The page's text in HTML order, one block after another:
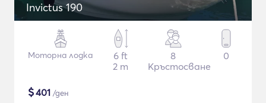
Invictus 190
Моторна лодка
6 ft
2 m
8
Кръстосване
0
$401 /ден